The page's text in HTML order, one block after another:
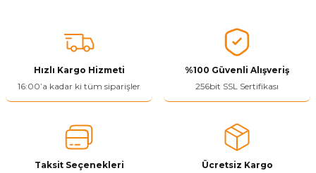
tarafımıza iletebilirsiniz.
Görüş ve önerileriniz için teşekkür ederiz.
Ürün resmi kalitesiz, bozuk veya görüntülenemiyor.
Ürün bilgilerinde hatalar bulunuyor.
Ürün fiyatı diğer sitelerden daha pahalı.
Bu ürüne benzer farklı alternatifler olmalı.
Hızlı Kargo Hizmeti
16:00’a kadar ki tüm siparişler
%100 Güvenli Alışveriş
256bit SSL Sertifikası
Taksit Seçenekleri
Ücretsiz Kargo